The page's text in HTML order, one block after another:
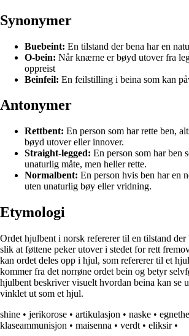
Synonymer
Buebeint: En tilstand der bena har en
O-bein: Når knærne er bøyd utover fra
oppreist
Beinfeil: En feilstilling i beina som kan
Antonymer
Rettbent: En person som har rette ben,
bøyd utover eller innover.
Straight-legged: En person som har ben
unaturlig måte, men heller rette.
Normalbent: En person hvis ben har en
uten unaturlig bøy eller vridning.
Etymologi
Ordet hjulbent i norsk refererer til en tilstand der
slik at føttene peker utover i stedet for rett
kan ordet deles opp i hjul, som refererer til et
kommer fra det norrøne ordet bein og betyr
hjulbent beskriver visuelt hvordan beina kan se
vinklet ut som et hjul.
shine • jerikorose • artikulasjon • naske •
klaseammunisjon • maisenna • verdt • eliksir•